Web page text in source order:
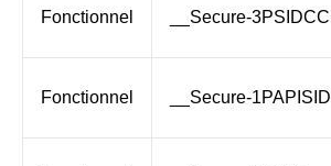
Fonctionnel __Secure-3PSIDCC
Fonctionnel __Secure-1PAPISID